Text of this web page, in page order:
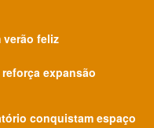
verão feliz
expansão
conquistam espaço